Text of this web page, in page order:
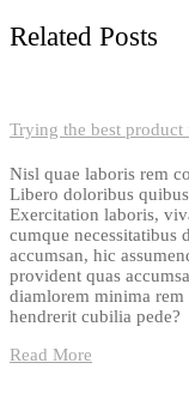
Related Posts
Trying the best
Nisl quae laboris rem
Libero doloribus
Exercitation laboris,
cumque necessitatibus
accumsan, hic
provident quas
diamlorem minima
hendrerit cubilia pede?
Read More